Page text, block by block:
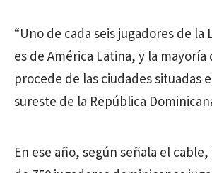
“Uno de cada seis jugadores de la
es de América Latina, y la mayoría
procede de las ciudades situadas
sureste de la República
En ese año, según señala el